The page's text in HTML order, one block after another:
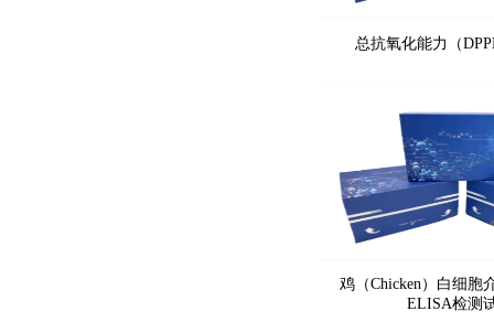
总抗氧化能力（
鸡（Chicken）白细胞
ELISA检测